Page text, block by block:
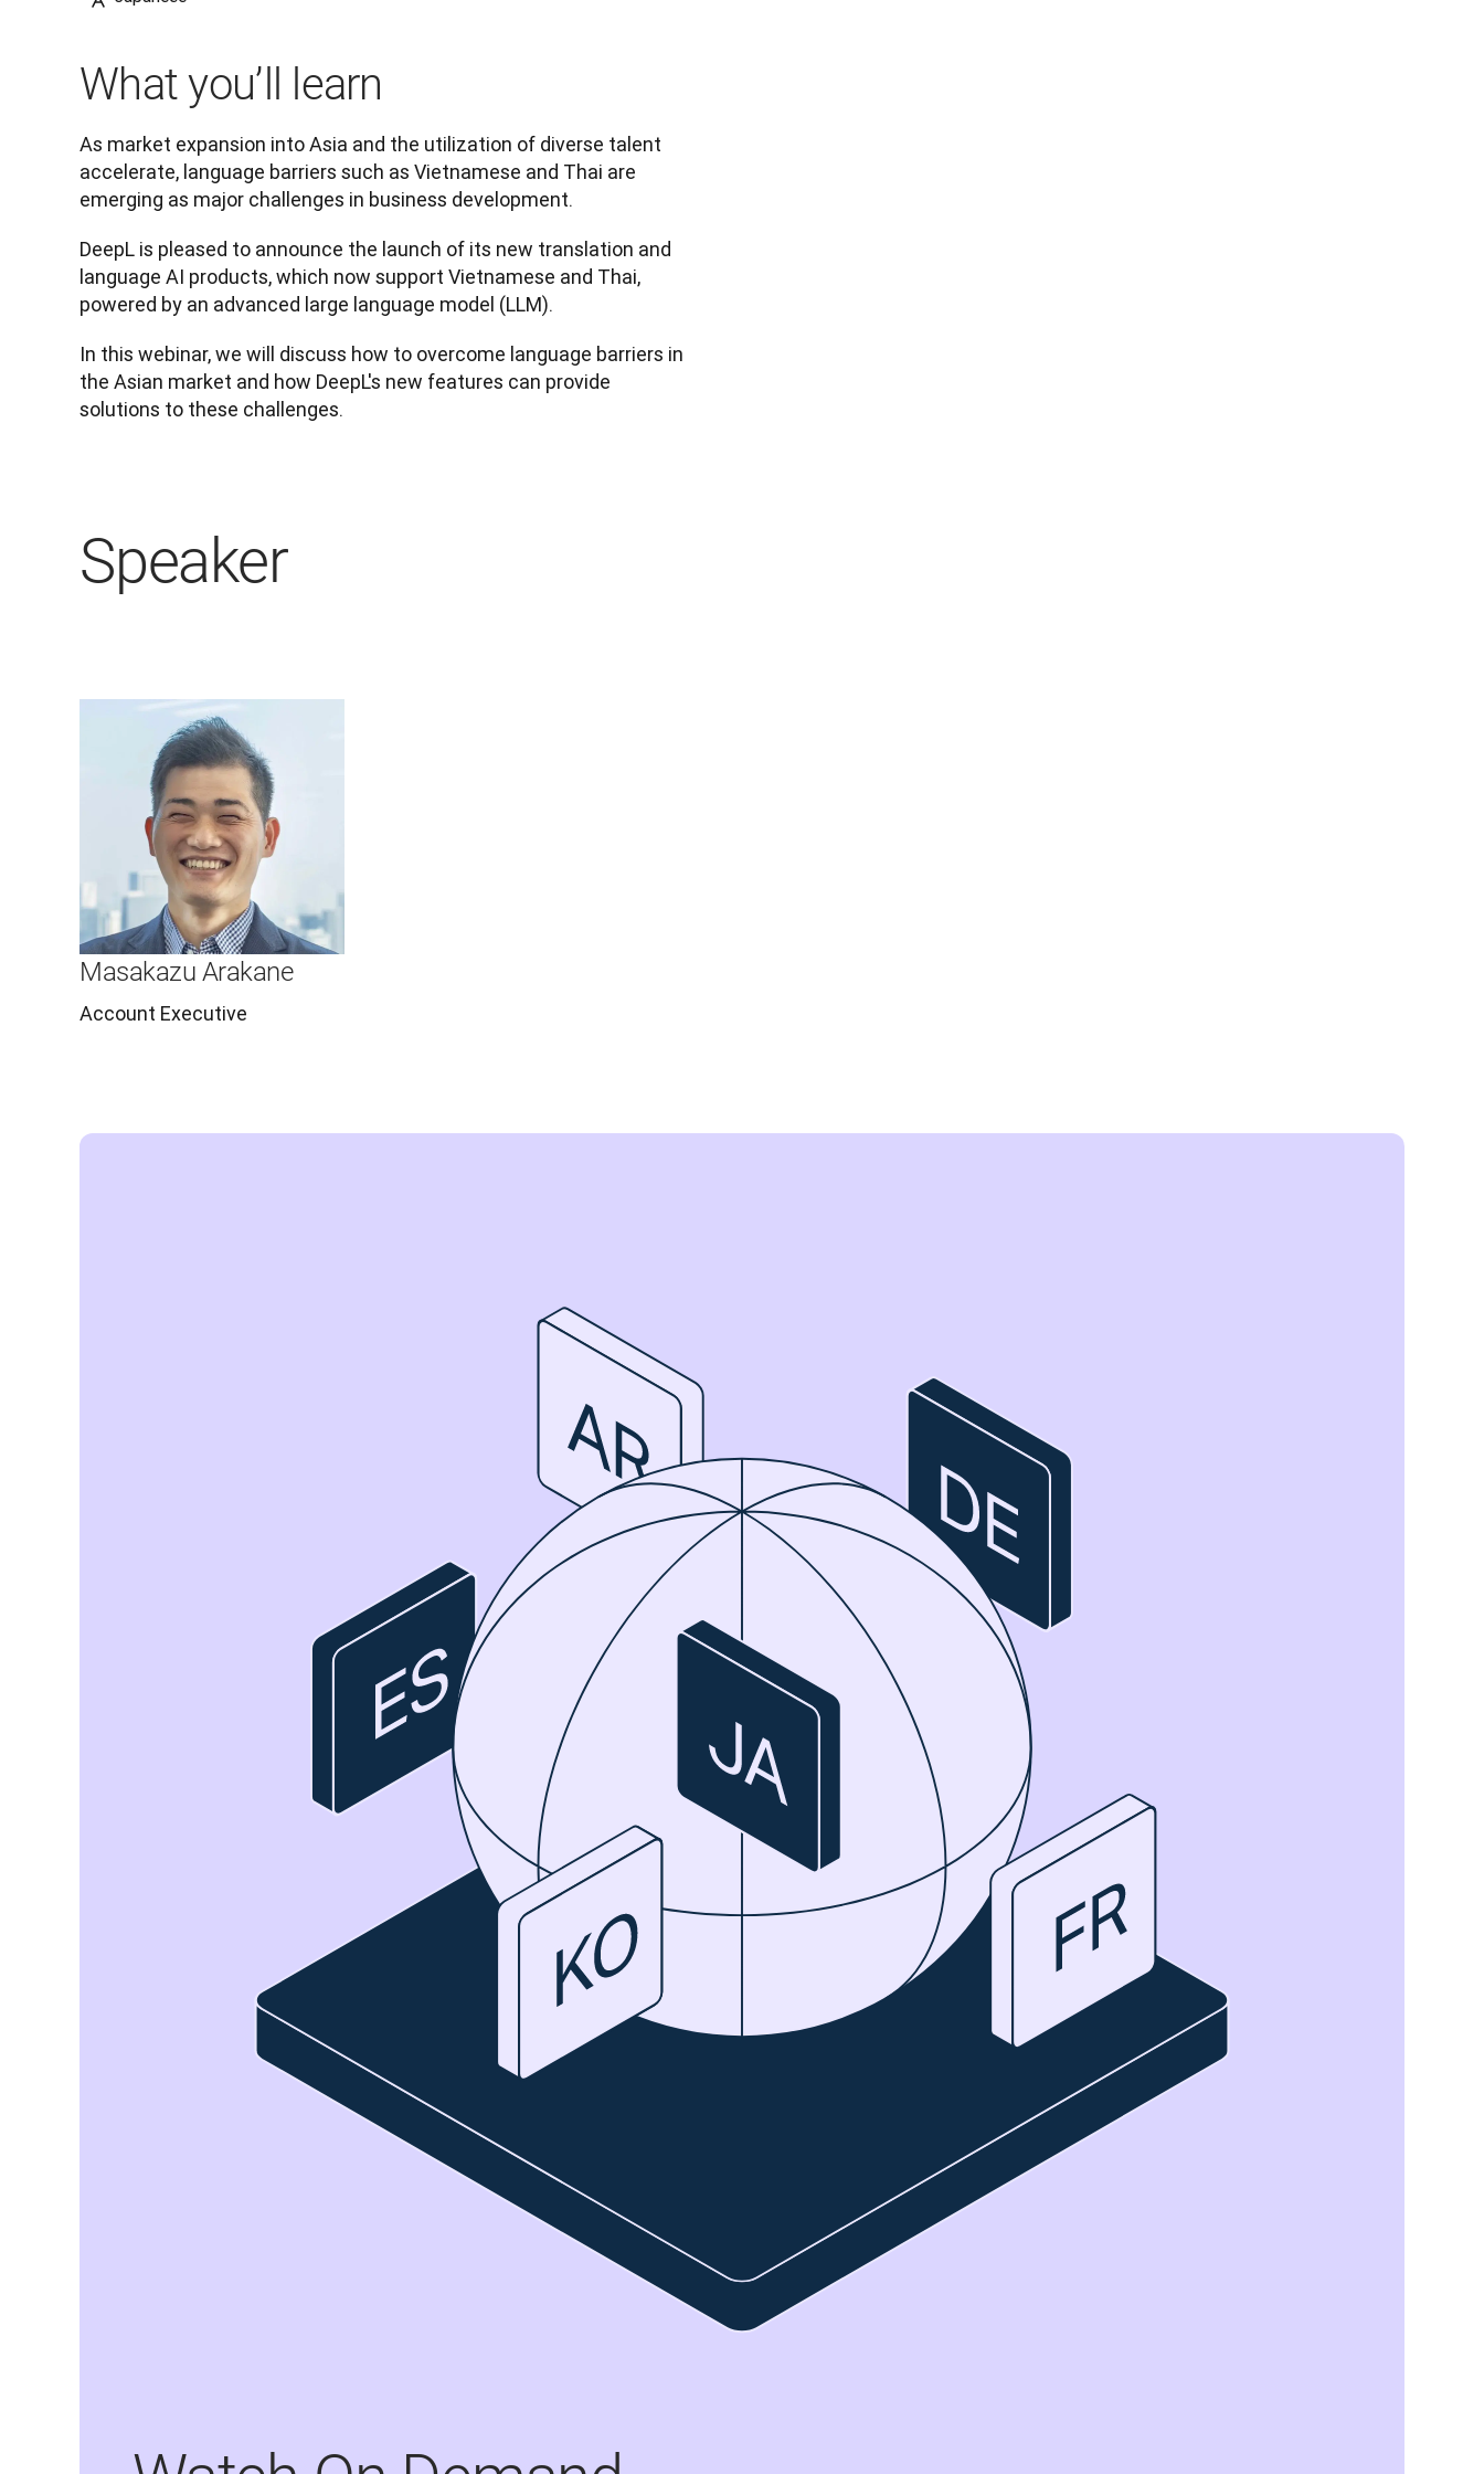
What you’ll learn
As market expansion into Asia and the utilization of diverse talent
accelerate, language barriers such as Vietnamese and Thai are
emerging as major challenges in business development.
DeepL is pleased to announce the launch of its new translation and
language AI products, which now support Vietnamese and Thai,
powered by an advanced large language model (LLM).
In this webinar, we will discuss how to overcome language barriers in
the Asian market and how DeepL's new features can provide
solutions to these challenges.
Speaker
Masakazu Arakane
Account Executive